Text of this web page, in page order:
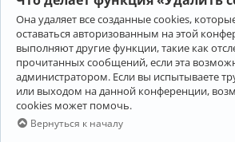
Она удаляет все созданные cookies,
оставаться авторизованным на этой
выполняют другие функции, такие как
прочитанных сообщений, если эта
администратором. Если вы испытываете
или выходом на данной конференции,
cookies может помочь.
Вернуться к началу